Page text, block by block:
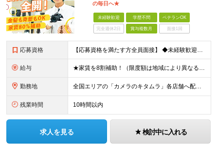
の毎日へ★
未経験歓迎 学歴不問 ベテランOK
完全週休2日 賞与複数月 面接1回
応募資格 【応募資格を満たす方全員面接】 ◆未経験歓迎！活躍のフィールドは全国！ ◆学歴不問 ◆第二新卒も活躍中 ◆35歳以下の方（若年層の長期キャリア形成を図るため）
給与 ★家賃を8割補助！（限度額は地域により異なる） ※転勤による引っ越しが発生する場合 ＝＝＝＝＝＝＝＝＝＝＝＝＝＝＝＝＝＝＝＝＝＝＝ 例えば、家賃7.5万円なら6万円は会社で負担。 あなたが支払うのは、
勤務地 全国エリアの「カメラのキタムラ」各店舗へ配属となります ※最初の配属先は希望を最大限考慮した上で決定します ▼詳しい勤務地住所は下記URLをご確認ください。 https://sss.kitamur
残業時間 10時間以内
求人を見る 検討中に入れる